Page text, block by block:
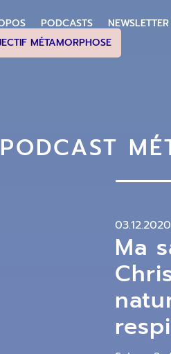
PODCASTS NEWSLETTER
MÉTAMORPHOSE
PODCAST
03.12.2020
Ma